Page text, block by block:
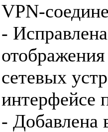
VPN-
-
сетевых
интерфейсе
- Добавлена